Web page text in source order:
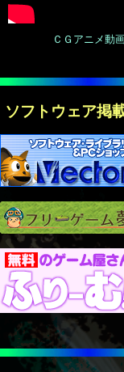
ＣＧアニメ動
ソフトウェア掲